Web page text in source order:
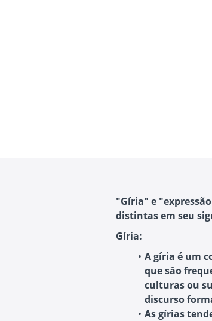
"Gíria" e
distintas em seu
Gíria:
A gíria é um
que são
culturas ou
discurso
As gírias